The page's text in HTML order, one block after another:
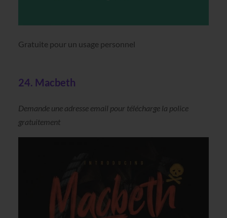
Gratuite pour un usage personnel
24. Macbeth
Demande une adresse email pour télécharge la police
gratuitement